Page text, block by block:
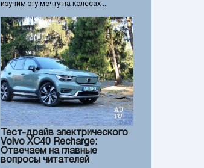
изучим эту мечту на колесах ...
Тест-драйв электрического
Volvo XC40 Recharge:
Отвечаем на главные
вопросы читателей